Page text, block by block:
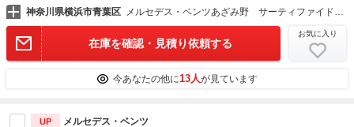
神奈川県横浜市青葉区
在庫を確認・見積り依頼する
お気に入り
今あなたの他に13人が見ています
UP メルセデス・ベンツ